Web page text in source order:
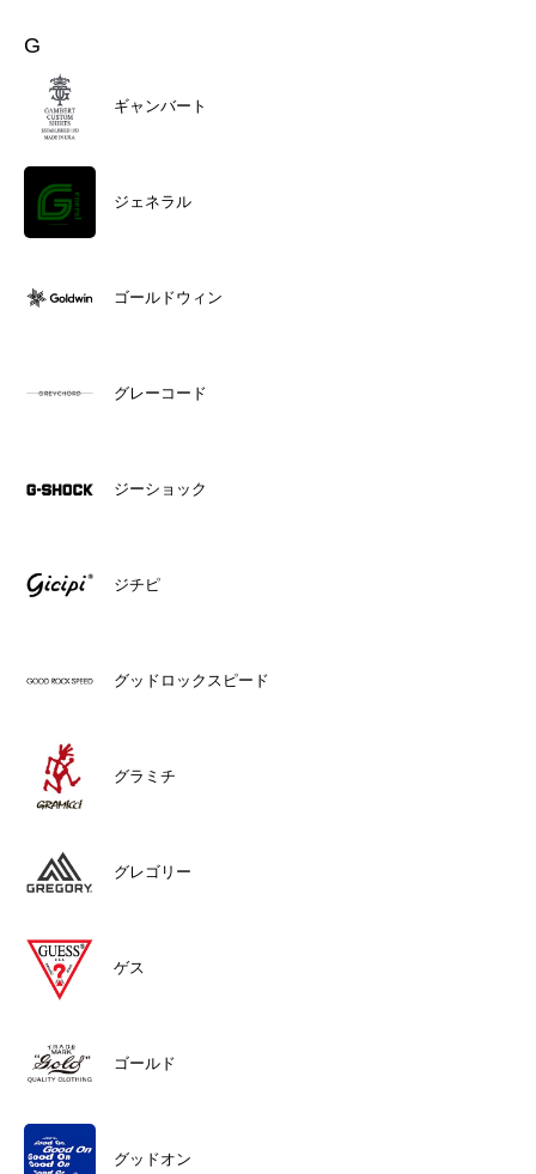
G
ギャンバート
ジェネラル
ゴールドウィン
グレーコード
ジーショック
ジチピ
グッドロックスピード
グラミチ
グレゴリー
ゲス
ゴールド
グッドオン